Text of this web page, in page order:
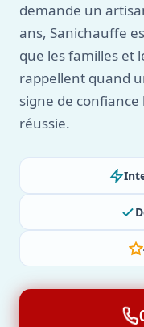
demande un
ans, Sanichauffe
que les familles et
rappellent quand
signe de
réussie.